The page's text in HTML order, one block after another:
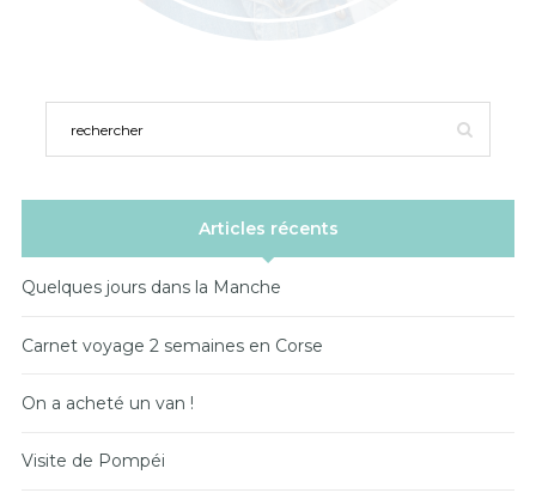
Articles récents
Quelques jours dans la Manche
Carnet voyage 2 semaines en Corse
On a acheté un van !
Visite de Pompéi